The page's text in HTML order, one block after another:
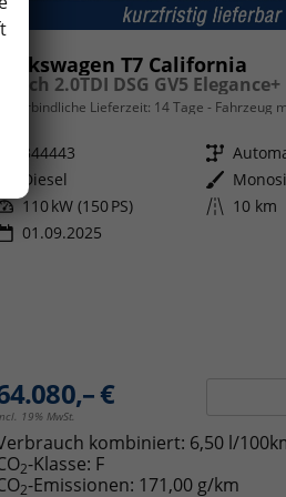
Volkswagen T7 California
Beach 2.0TDI DSG GV5 Elegance+
unverbindliche Lieferzeit: 14 Tage Fahrzeug
344443 Getriebe
Diesel Außenfarbe
Leistung 110 kW (150 PS) Kilometerstand 10 km
01.09.2025
€
19% MwSt.
kombiniert: 6,50 l/
2-Klasse: F
2-Emissionen: 171,00 g/km